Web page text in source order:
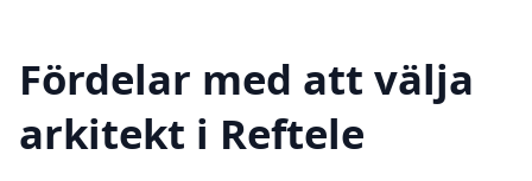
Fördelar med att välja
arkitekt i Reftele